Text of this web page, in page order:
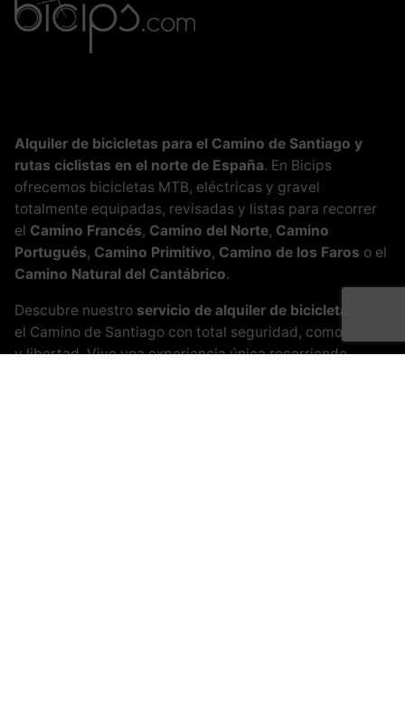
Alquiler de bicicletas para el Camino de Santiago y
rutas ciclistas en el norte de España. En Bicips
ofrecemos bicicletas MTB, eléctricas y gravel
totalmente equipadas, revisadas y listas para recorrer
el Camino Francés, Camino del Norte, Camino
Portugués, Camino Primitivo, Camino de los Faros o el
Camino Natural del Cantábrico.
Descubre nuestro servicio de alquiler de bicicletas
el Camino de Santiago con total seguridad, comodidad
y libertad. Vive una experiencia única recorriendo